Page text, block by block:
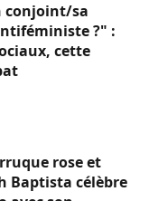
conjoint/sa
?" :
cette
rose et
Baptista célèbre